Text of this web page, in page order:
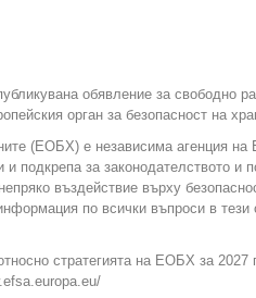
обявление за свободно
орган за безопасност на
(ЕОБХ) е независима агенция
подкрепа за законодателството и
въздействие върху
по всички въпроси в тези
стратегията на ЕОБХ за 2027